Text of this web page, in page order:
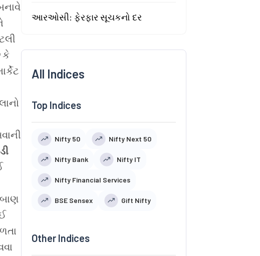
કે
આરઓસી: ફેરફાર સૂચકનો દર
All Indices
Top Indices
Nifty 50 Nifty Next 50
Nifty Bank Nifty IT
Nifty Financial Services
BSE Sensex Gift Nifty
Other Indices